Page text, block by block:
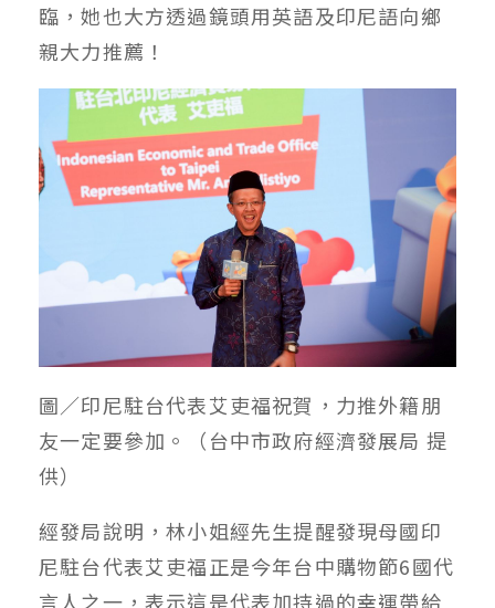
臨，她也大方透過鏡頭用英語及印尼語向鄉
親大力推薦！
圖／印尼駐台代表艾吏福祝賀，力推外籍朋
友一定要參加。（台中市政府經濟發展局 提
供）
經發局說明，林小姐經先生提醒發現母國印
尼駐台代表艾吏福正是今年台中購物節6國代
言人之一，表示這是代表加持過的幸運帶給